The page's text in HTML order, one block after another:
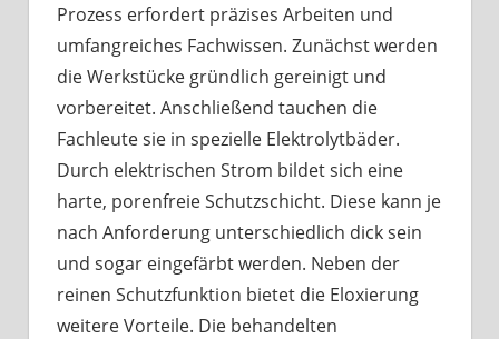
Prozess erfordert präzises Arbeiten und
umfangreiches Fachwissen. Zunächst werden
die Werkstücke gründlich gereinigt und
vorbereitet. Anschließend tauchen die
Fachleute sie in spezielle Elektrolytbäder.
Durch elektrischen Strom bildet sich eine
harte, porenfreie Schutzschicht. Diese kann je
nach Anforderung unterschiedlich dick sein
und sogar eingefärbt werden. Neben der
reinen Schutzfunktion bietet die Eloxierung
weitere Vorteile. Die behandelten